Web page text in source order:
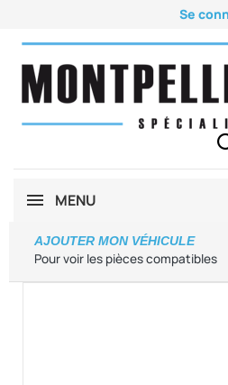
Se
MENU
Pour voir les pièces compatibles
AJOUTER MON VÉHICULE